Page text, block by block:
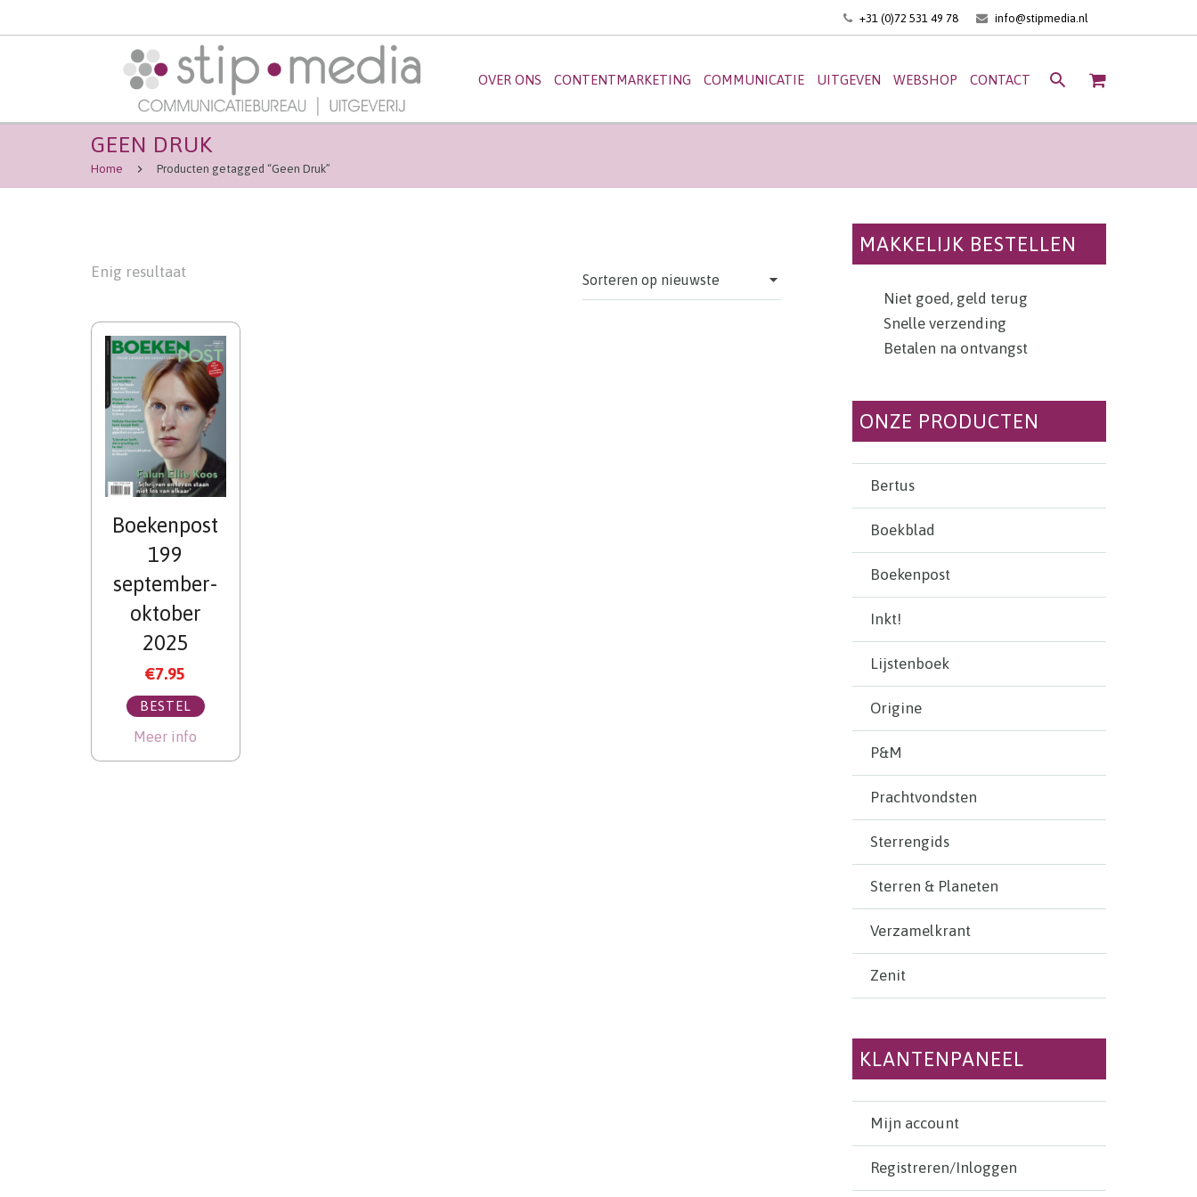
+31 (0)72 531 49 78 info@stipmedia.nl
OVER ONS CONTENTMARKETING COMMUNICATIE UITGEVEN WEBSHOP CONTACT
GEEN DRUK
Home Producten getagged “Geen Druk”
Enig resultaat
Boekenpost
199
september-
oktober
2025
€7.95
BESTEL
Meer info
MAKKELIJK BESTELLEN
Niet goed, geld terug
Snelle verzending
Betalen na ontvangst
ONZE PRODUCTEN
Bertus
Boekblad
Boekenpost
Inkt!
Lijstenboek
Origine
P&M
Prachtvondsten
Sterrengids
Sterren & Planeten
Verzamelkrant
Zenit
KLANTENPANEEL
Mijn account
Registreren/Inloggen